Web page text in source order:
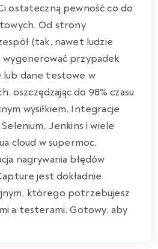
ostateczną pewność co do
Od strony
(tak, nawet ludzie
przypadek
lub dane testowe w
oszczędzając do 98% czasu
wysiłkiem. Integracje
Jenkins i wiele
cloud w supermoc,
nagrywania błędów
jest dokładnie
którego potrzebujesz
a testerami. Gotowy, aby